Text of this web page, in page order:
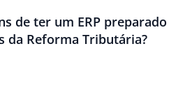
de ter um ERP preparado
da Reforma Tributária?